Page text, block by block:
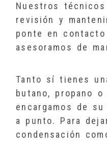
Nuestros
revisión y
ponte en
asesoramos de
Tanto sí tienes
butano, propano o
encargamos de
a punto. Para
condensación